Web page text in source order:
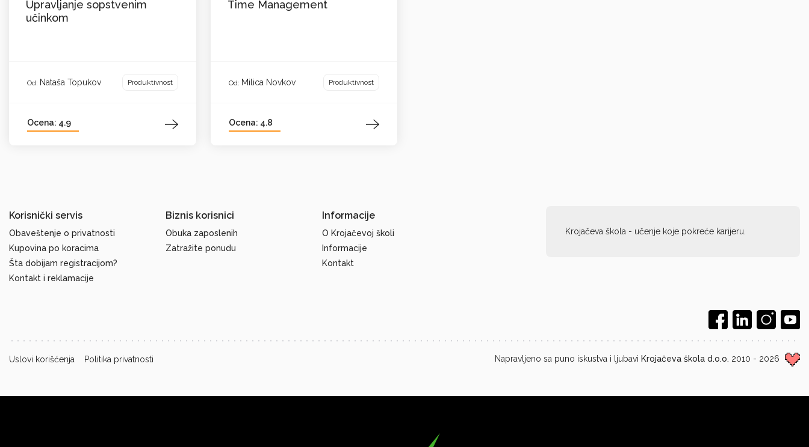
Upravljanje sopstvenim
učinkom
Od: Nataša Topukov Produktivnost
Ocena: 4.9
Time Management
Od: Milica Novkov Produktivnost
Ocena: 4.8
Korisnički servis
Obaveštenje o privatnosti
Kupovina po koracima
Šta dobijam registracijom?
Kontakt i reklamacije
Biznis korisnici
Obuka zaposlenih
Zatražite ponudu
Informacije
O Krojačevoj školi
Informacije
Kontakt
Krojačeva škola - učenje koje pokreće karijeru.
Uslovi korišćenja Politika privatnosti Napravljeno sa puno iskustva i ljubavi Krojačeva škola d.o.o. 2010 - 2026